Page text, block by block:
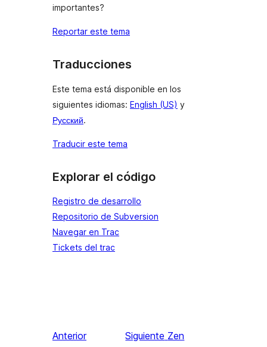
importantes?
Reportar este tema
Traducciones
Este tema está disponible en los
siguientes idiomas: English (US) y
Русский.
Traducir este tema
Explorar el código
Registro de desarrollo
Repositorio de Subversion
Navegar en Trac
Tickets del trac
Anterior
Siguiente Zen